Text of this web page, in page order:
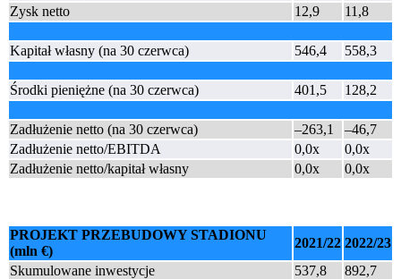
Zysk netto
12,9 11,8
Kapitał własny (na 30 czerwca) 546,4 558,3
Środki pieniężne (na 30 czerwca) 401,5 128,2
Zadłużenie netto (na 30 czerwca) –263,1
–46,7
Zadłużenie netto/EBITDA
0,0x
0,0x
Zadłużenie netto/kapitał własny
0,0x 0,0x
PROJEKT PRZEBUDOWY STADIONU
(mln €)
2021/22 2022/23
Skumulowane inwestycje
537,8
892,7